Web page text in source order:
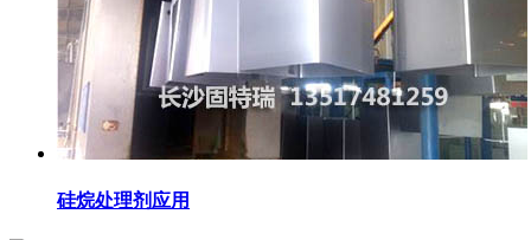
硅烷处理剂应用